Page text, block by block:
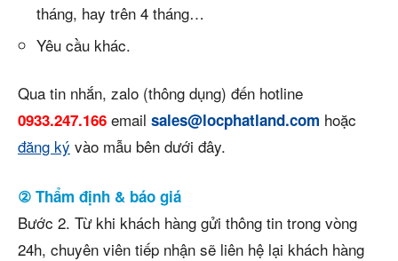
tháng, hay trên 4 tháng…
Yêu cầu khác.
Qua tin nhắn, zalo (thông dụng) đến hotline
0933.247.166 email sales@locphatland.com hoặc
đăng ký vào mẫu bên dưới đây.
② Thẩm định & báo giá
Bước 2. Từ khi khách hàng gửi thông tin trong vòng
24h, chuyên viên tiếp nhận sẽ liên hệ lại khách hàng